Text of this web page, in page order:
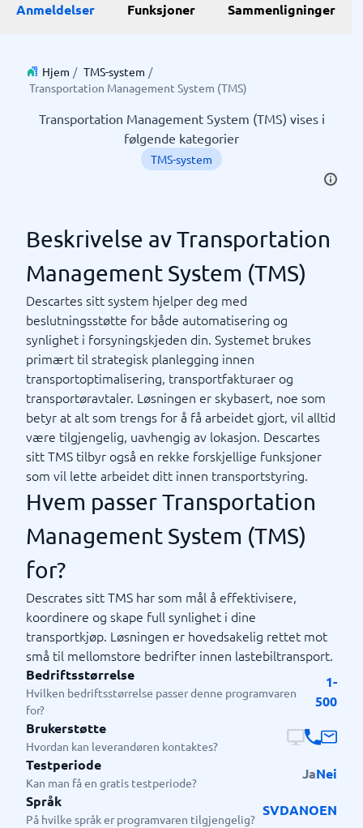
Anmeldelser Funksjoner Sammenligninger
Hjem / TMS-system /
Transportation Management System (TMS)
Transportation Management System (TMS) vises i
følgende kategorier
TMS-system
Beskrivelse av Transportation
Management System (TMS)
Descartes sitt system hjelper deg med
beslutningsstøtte for både automatisering og
synlighet i forsyningskjeden din. Systemet brukes
primært til strategisk planlegging innen
transportoptimalisering, transportfakturaer og
transportøravtaler. Løsningen er skybasert, noe som
betyr at alt som trengs for å få arbeidet gjort, vil alltid
være tilgjengelig, uavhengig av lokasjon. Descartes
sitt TMS tilbyr også en rekke forskjellige funksjoner
som vil lette arbeidet ditt innen transportstyring.
Hvem passer Transportation
Management System (TMS)
for?
Descrates sitt TMS har som mål å effektivisere,
koordinere og skape full synlighet i dine
transportkjøp. Løsningen er hovedsakelig rettet mot
små til mellomstore bedrifter innen lastebiltransport.
Bedriftsstørrelse
Hvilken bedriftsstørrelse passer denne programvaren
for?
1-
500
Brukerstøtte
Hvordan kan leverandøren kontaktes?
Testperiode
Kan man få en gratis testperiode?
JaNei
Språk
På hvilke språk er programvaren tilgjengelig?
SVDANOEN